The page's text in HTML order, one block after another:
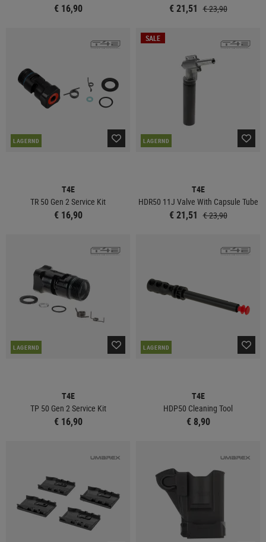
€ 16,90 € 21,51 € 23,90
LAGERND
T4E
TR 50 Gen 2 Service Kit
€ 16,90
SALE
LAGERND
T4E
HDR50 11J Valve With Capsule Tube
€ 21,51 € 23,90
LAGERND
T4E
TP 50 Gen 2 Service Kit
€ 16,90
LAGERND
T4E
HDP50 Cleaning Tool
€ 8,90